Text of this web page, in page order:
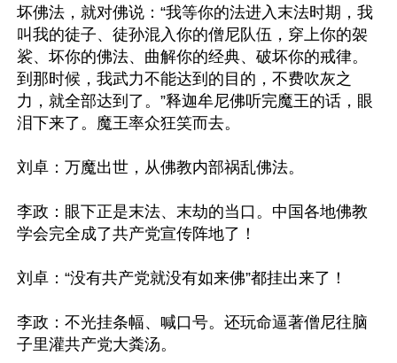
坏佛法，就对佛说：“我等你的法进入末法时期，我
叫我的徒子、徒孙混入你的僧尼队伍，穿上你的袈
裟、坏你的佛法、曲解你的经典、破坏你的戒律。
到那时候，我武力不能达到的目的，不费吹灰之
力，就全部达到了。”释迦牟尼佛听完魔王的话，眼
泪下来了。魔王率众狂笑而去。
刘卓：万魔出世，从佛教内部祸乱佛法。
李政：眼下正是末法、末劫的当口。中国各地佛教
学会完全成了共产党宣传阵地了！
刘卓：“没有共产党就没有如来佛”都挂出来了！
李政：不光挂条幅、喊口号。还玩命逼著僧尼往脑
子里灌共产党大粪汤。